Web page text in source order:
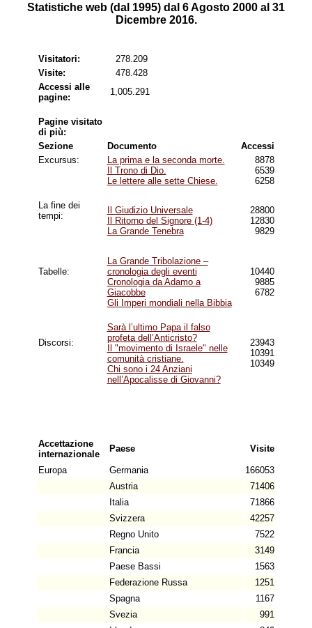
Statistiche web (dal 1995) dal 6 Agosto 2000 al 31
Dicembre 2016.
Visitatori:
278.209
Visite:
478.428
Accessi alle
pagine:
1,005.291
Pagine visitato
di più:
Sezione
Documento
Accessi
Excursus:
La prima e la seconda morte.
Il Trono di Dio.
Le lettere alle sette Chiese.
8878
6539
6258
La fine dei
tempi:
Il Giudizio Universale
Il Ritorno del Signore (1-4)
La Grande Tenebra
28800
12830
9829
Tabelle:
La Grande Tribolazione –
cronologia degli eventi
Cronologia da Adamo a
Giacobbe
Gli Imperi mondiali nella Bibbia
10440
9885
6782
Discorsi:
Sarà l’ultimo Papa il falso
profeta dell’Anticristo?
Il "movimento di Israele" nelle
comunità cristiane.
Chi sono i 24 Anziani
nell’Apocalisse di Giovanni?
23943
10391
10349
Accettazione
internazionale
Paese Visite
Europa Germania
166053
Austria
71406
Italia
71866
Svizzera
42257
Regno Unito
7522
Francia
3149
Paese Bassi
1563
Federazione Russa
1251
Spagna
1167
Svezia
991